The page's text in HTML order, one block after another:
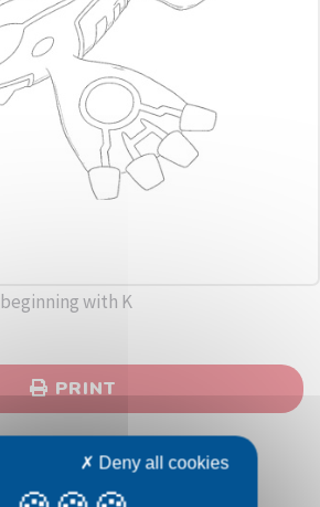
with K
PRINT
Deny all cookies